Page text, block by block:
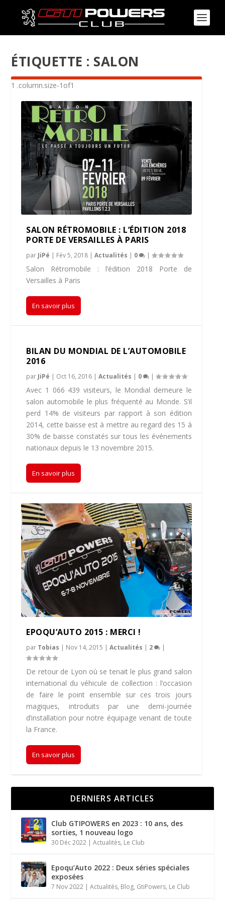
ÉTIQUETTE : SALON
SALON RÉTROMOBILE : L’ÉDITION 2018
PORTE DE VERSAILLES À PARIS
par JiPé | Fév 5, 2018 |Actualités | 0 |
Salon Rétromobile : l’édition 2018 Porte de
Versailles à Paris
En savoir plus
BILAN DU MONDIAL DE L’AUTOMOBILE
2016
par JiPé | Oct 16, 2016 |Actualités | 0 |
Avec 1 066 439 visiteurs, le Mondial demeure le
salon automobile le plus fréquenté au Monde. S’il
perd 14% de visiteurs par rapport à son édition
2014, cette baisse est à mettre au regard des 15 à
30% de baisse constatés sur tous les événements
nationaux depuis le 13 novembre 2015.
En savoir plus
EPOQU’AUTO 2015 : MERCI !
par Tobias | Nov 14, 2015 |Actualités | 2 |
De retour de Lyon où se tenait le plus grand salon
international du véhicule de collection : l’occasion
de faire le point ensemble sur ces trois jours
magiques, introduits par une demi-journée
d’installation pour notre équipage venant de toute
la France.
En savoir plus
DERNIERS ARTICLES
Club GTIPOWERS en 2023 : 10 ans, des
sorties, 1 nouveau logo
30 Déc 2022 |Actualités, Le Club
Epoqu’Auto 2022 : Deux séries spéciales
exposées
7 Nov 2022 |Actualités, Blog, GtiPowers, Le Club